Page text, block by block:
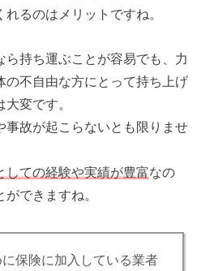
るのはメリットですね。
ら持ち運ぶことが容易でも、力
の不自由な方にとって持ち上げ
変です。
事故が起こらないとも限りませ
しての経験や実績が豊富なの
できますね。
保険に加入している業者